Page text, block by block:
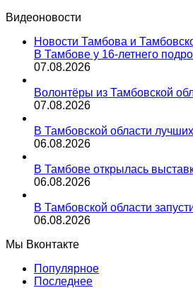
Видеоновости
Новости Тамбова и
В Тамбове у 16-летнего
07.08.2026
Волонтёры из Тамбовской
07.08.2026
В Тамбовской области
06.08.2026
В Тамбове открылась
06.08.2026
В Тамбовской области
06.08.2026
Мы Вконтакте
Популярное
Последнее